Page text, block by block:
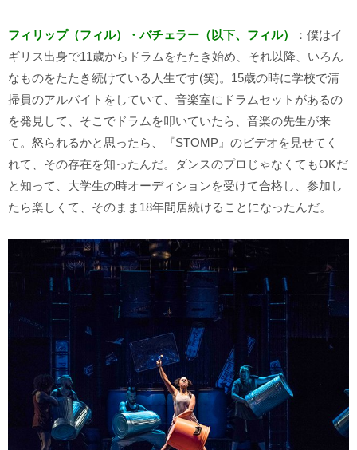
フィリップ（フィル）・バチェラー（以下、フィル）
：僕はイ
ギリス出身で11歳からドラムをたたき始め、それ以降、いろん
なものをたたき続けている人生です(笑)。15歳の時に学校で清
掃員のアルバイトをしていて、音楽室にドラムセットがあるの
を発見して、そこでドラムを叩いていたら、音楽の先生が来
て。怒られるかと思ったら、『STOMP』のビデオを見せてく
れて、その存在を知ったんだ。ダンスのプロじゃなくてもOKだ
と知って、大学生の時オーディションを受けて合格し、参加し
たら楽しくて、そのまま18年間居続けることになったんだ。